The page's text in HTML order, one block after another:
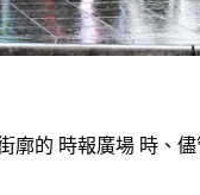
廓的 時報廣場 時、